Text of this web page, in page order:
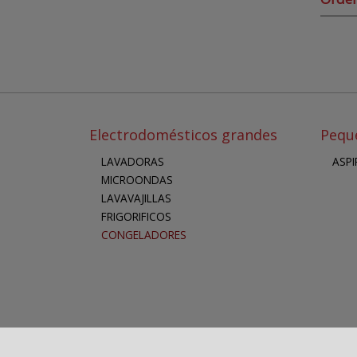
Electrodomésticos grandes
LAVADORAS
MICROONDAS
LAVAVAJILLAS
FRIGORIFICOS
CONGELADORES